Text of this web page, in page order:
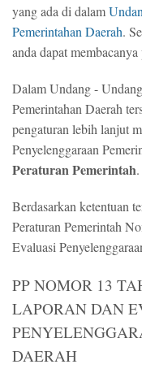
yang ada di dalam
Pemerintahan Daerah.
anda dapat
Dalam Undang -
Pemerintahan Daerah
pengaturan lebih lanjut
Penyelenggaraan
Peraturan Pemerintah.
Berdasarkan ketentuan
Peraturan Pemerintah
Evaluasi
PP NOMOR 13
LAPORAN DAN
DAERAH